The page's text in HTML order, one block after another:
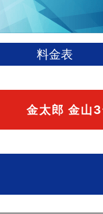
料金表
金太郎 金山